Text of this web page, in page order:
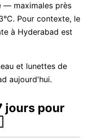
— maximales près
Pour contexte, le
à Hyderabad est
et lunettes de
aujourd'hui.
jours pour